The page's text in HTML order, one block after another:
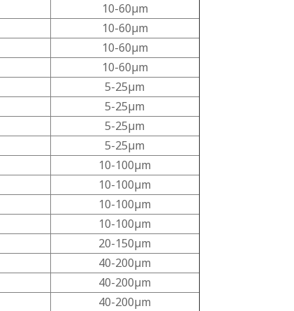
10-60μm
10-60μm
10-60μm
10-60μm
5-25μm
5-25μm
5-25μm
5-25μm
10-100μm
10-100μm
10-100μm
10-100μm
20-150μm
40-200μm
40-200μm
40-200μm